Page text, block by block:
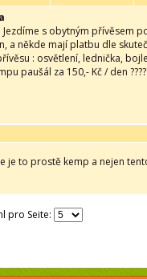
s obytným přívěsem
a někde mají platbu dle
: osvětlení, lednička,
paušál za 150,- Kč / den
je to prostě kemp a nejen
pro Seite: